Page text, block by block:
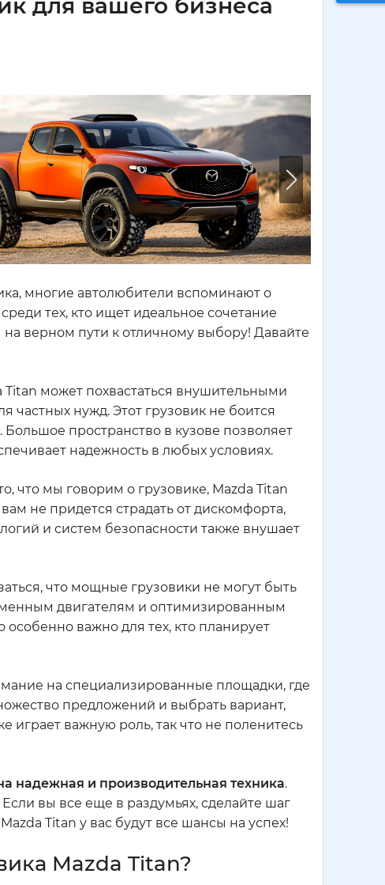
для вашего бизнеса
многие автолюбители вспоминают о
тех, кто ищет идеальное сочетание
верном пути к отличному выбору! Давайте
Titan может похвастаться внушительными
частных нужд. Этот грузовик не боится
пространство в кузове позволяет
надежность в любых условиях.
что мы говорим о грузовике, Mazda Titan
не придется страдать от дискомфорта,
и систем безопасности также внушает
что мощные грузовики не могут быть
двигателям и оптимизированным
особенно важно для тех, кто планирует
на специализированные площадки, где
предложений и выбрать вариант,
играет важную роль, так что не поленитесь
надежная и производительная техника.
вы все еще в раздумьях, сделайте шаг
Titan у вас будут все шансы на успех!
Mazda Titan?